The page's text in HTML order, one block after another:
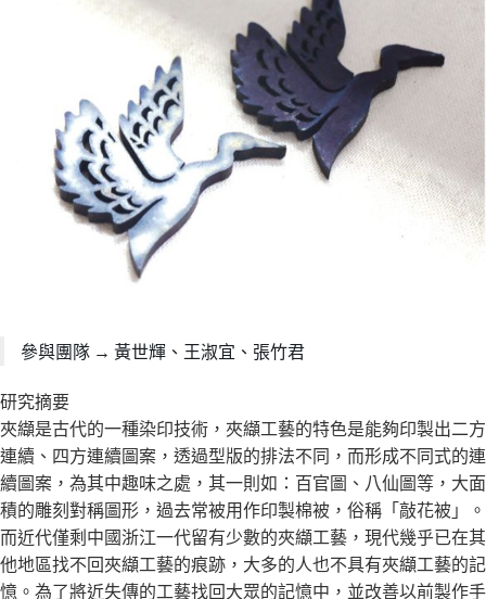
參與團隊 → 黃世輝、王淑宜、張竹君
研究摘要
夾纈是古代的一種染印技術，夾纈工藝的特色是能夠印製出二方
連續、四方連續圖案，透過型版的排法不同，而形成不同式的連
續圖案，為其中趣味之處，其一則如：百官圖、八仙圖等，大面
積的雕刻對稱圖形，過去常被用作印製棉被，俗稱「敲花被」。
而近代僅剩中國浙江一代留有少數的夾纈工藝，現代幾乎已在其
他地區找不回夾纈工藝的痕跡，大多的人也不具有夾纈工藝的記
憶。為了將近失傳的工藝找回大眾的記憶中，並改善以前製作手